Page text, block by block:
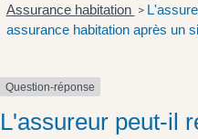
Assurance habitation >
assurance habitation après un
Question-réponse
L'assureur peut-il